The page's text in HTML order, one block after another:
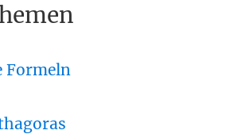
Formeln